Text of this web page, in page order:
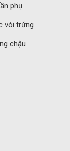
phụ
vòi trứng
chậu